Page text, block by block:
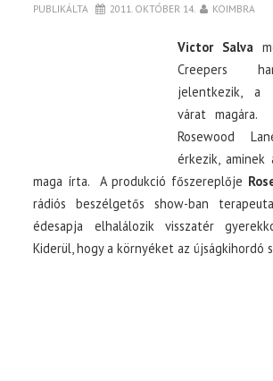
PUBLIKÁLTA 2011. OKTÓBER 14. KOIMBRA
Victor Salva
Creepers
jelentkezik, a
várat
Rosewood
érkezik,
maga írta. A produkció főszereplője
rádiós beszélgetős show-ban
édesapja elhalálozik visszatér
Kiderül, hogy a környéket az újságkihordó